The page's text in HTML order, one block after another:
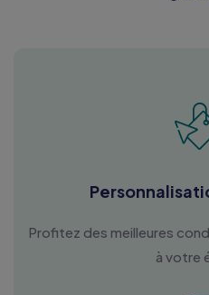
Profitez des meilleures
à votre